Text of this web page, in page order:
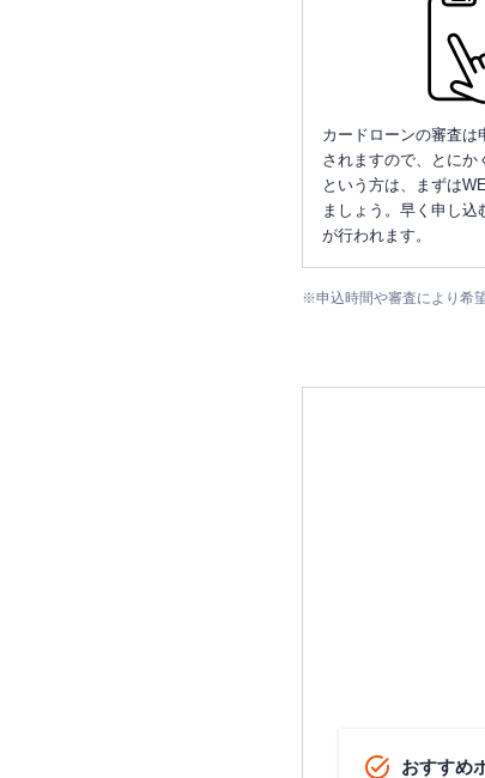
カードローンの審査は
されますので、とにか
という方は、まずは
ましょう。早く申し込
が行われます。
※申込時間や審査により希
おすすめ